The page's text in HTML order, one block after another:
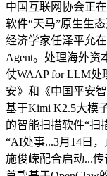
中国互联网协会正
软件“天马”原生生
经济学家任泽平允
Agent。处理海外资
仗WAAP for LLM处
安》和《中国平安
基于Kimi K2.5大模
的智能扫描软件“扫
“AI处事...3月14日
施俊嵘配合启动...